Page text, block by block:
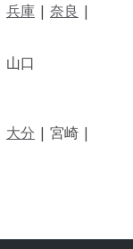
兵庫 | 奈良 |
山口
大分 | 宮崎 |